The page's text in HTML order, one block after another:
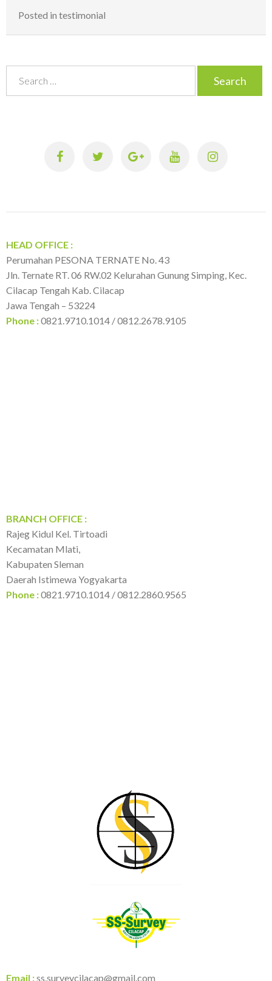
Posted in testimonial
HEAD OFFICE :
Perumahan PESONA TERNATE No. 43
Jln. Ternate RT. 06 RW.02 Kelurahan Gunung Simping, Kec.
Cilacap Tengah Kab. Cilacap
Jawa Tengah – 53224
Phone :0821.9710.1014 / 0812.2678.9105
BRANCH OFFICE :
Rajeg Kidul Kel. Tirtoadi
Kecamatan Mlati,
Kabupaten Sleman
Daerah Istimewa Yogyakarta
Phone :0821.9710.1014 / 0812.2860.9565
Email :ss.surveycilacap@gmail.com